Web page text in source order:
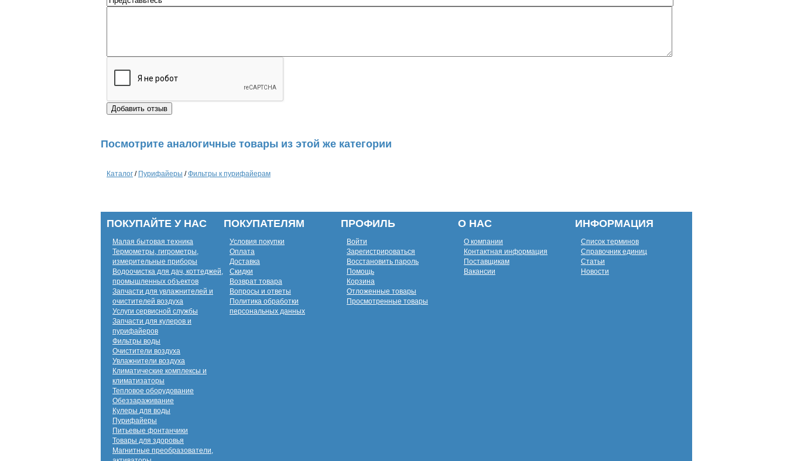
Посмотрите аналогичные товары из этой же категории
Каталог / Пурифайеры /Фильтры к пурифайерам
ПОКУПАЙТЕ У НАС
Малая бытовая техника
Термометры, гигрометры,
измерительные приборы
Водоочистка для дач, коттеджей,
промышленных объектов
Запчасти для увлажнителей и
очистителей воздуха
Услуги сервисной службы
Запчасти для кулеров и
пурифайеров
Фильтры воды
Очистители воздуха
Увлажнители воздуха
Климатические комплексы и
климатизаторы
Тепловое оборудование
Обеззараживание
Кулеры для воды
Пурифайеры
Питьевые фонтанчики
Товары для здоровья
Магнитные преобразователи,
ПОКУПАТЕЛЯМ
Условия покупки
Оплата
Доставка
Скидки
Возврат товара
Вопросы и ответы
Политика обработки
персональных данных
ПРОФИЛЬ
Войти
Зарегистрироваться
Восстановить пароль
Помощь
Корзина
Отложенные товары
Просмотренные товары
О НАС
О компании
Контактная информация
Поставщикам
Вакансии
ИНФОРМАЦИЯ
Список терминов
Справочник единиц
Статьи
Новости